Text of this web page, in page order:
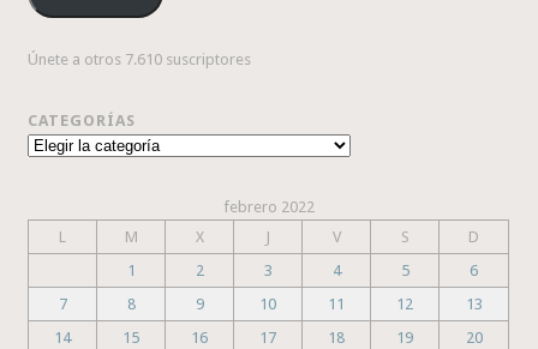
Únete a otros 7.610 suscriptores
CATEGORÍAS
Categorías
febrero 2022
L
M X J V S
D
1
2 3 4 5
6
7
8 9 10 11 12
13
14
15 16 17 18 19
20